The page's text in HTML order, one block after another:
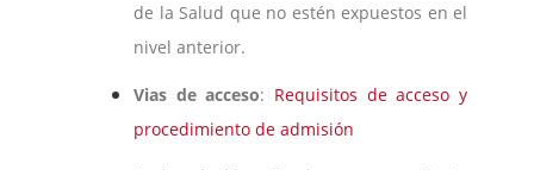
de la Salud que no estén expuestos en el
nivel anterior.
Vias de acceso: Requisitos de acceso y
procedimiento de admisión